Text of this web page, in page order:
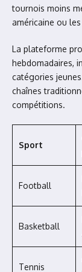
tournois moins
américaine ou
La plateforme
hebdomadaires,
catégories
chaînes
compétitions.
Sport
Football
Basketball
Tennis